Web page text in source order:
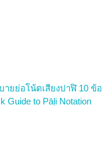
ายย่อโน้ตเสียงปาฬิ 10 ข้อ
Guide to Pāḷi Notation